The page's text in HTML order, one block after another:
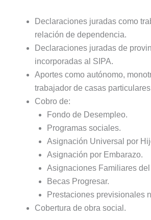
Declaraciones juradas como
relación de dependencia.
Declaraciones juradas de
incorporadas al SIPA.
Aportes como autónomo,
trabajador de casas
Cobro de:
Fondo de Desempleo.
Programas sociales.
Asignación Universal por
Asignación por Embarazo.
Asignaciones Familiares del
Becas Progresar.
Prestaciones previsionales
Cobertura de obra social.